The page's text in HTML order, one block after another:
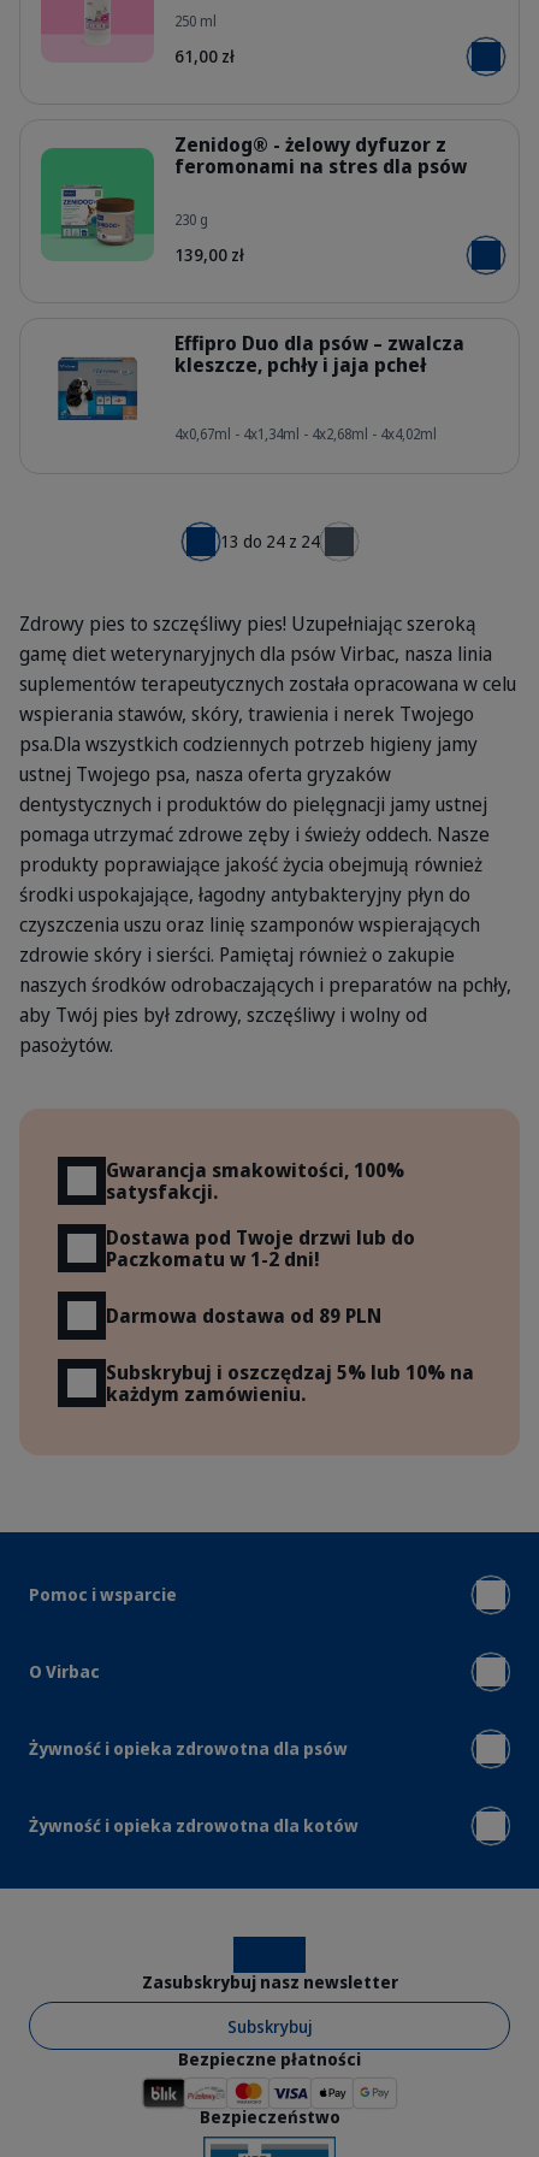
250 ml
61,00 zł Dodaj
Zenidog® - żelowy dyfuzor z
feromonami na stres dla psów
230 g
139,00 zł Dodaj
Effipro Duo dla psów – zwalcza
kleszcze, pchły i jaja pcheł
4x0,67ml - 4x1,34ml - 4x2,68ml - 4x4,02ml
← Poprzednia
13 do 24 z 24
Dalej →
Zdrowy pies to szczęśliwy pies! Uzupełniając szeroką
gamę diet weterynaryjnych dla psów Virbac, nasza linia
suplementów terapeutycznych została opracowana w celu
wspierania stawów, skóry, trawienia i nerek Twojego
psa.Dla wszystkich codziennych potrzeb higieny jamy
ustnej Twojego psa, nasza oferta gryzaków
dentystycznych i produktów do pielęgnacji jamy ustnej
pomaga utrzymać zdrowe zęby i świeży oddech. Nasze
produkty poprawiające jakość życia obejmują również
środki uspokajające, łagodny antybakteryjny płyn do
czyszczenia uszu oraz linię szamponów wspierających
zdrowie skóry i sierści. Pamiętaj również o zakupie
naszych środków odrobaczających i preparatów na pchły,
aby Twój pies był zdrowy, szczęśliwy i wolny od
pasożytów.
Gwarancja smakowitości, 100%
satysfakcji.
Dostawa pod Twoje drzwi lub do
Paczkomatu w 1-2 dni!
Darmowa dostawa od 89 PLN
Subskrybuj i oszczędzaj 5% lub 10% na
każdym zamówieniu.
Pomoc i wsparcie
O Virbac
Żywność i opieka zdrowotna dla psów
Żywność i opieka zdrowotna dla kotów
Zasubskrybuj nasz newsletter
Subskrybuj
Bezpieczne płatności
Bezpieczeństwo